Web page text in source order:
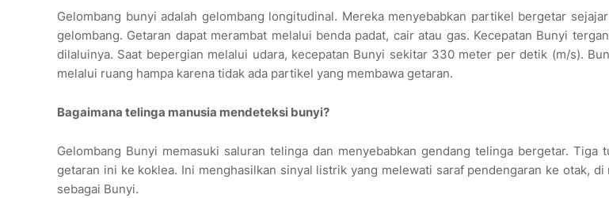
Gelombang bunyi adalah gelombang longitudinal. Mereka menyebabkan partikel bergetar
gelombang. Getaran dapat merambat melalui benda padat, cair atau gas. Kecepatan Bunyi
dilaluinya. Saat bepergian melalui udara, kecepatan Bunyi sekitar 330 meter per detik (m/s).
melalui ruang hampa karena tidak ada partikel yang membawa getaran.
Bagaimana telinga manusia mendeteksi bunyi?
Gelombang Bunyi memasuki saluran telinga dan menyebabkan gendang telinga bergetar. Tiga
getaran ini ke koklea. Ini menghasilkan sinyal listrik yang melewati saraf pendengaran ke otak, di
sebagai Bunyi.